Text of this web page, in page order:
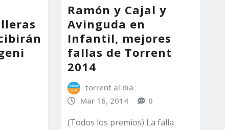
Ramón y Cajal y
Avinguda en
Infantil, mejores
fallas de Torrent
2014
torrent al dia
Mar 16, 2014
0
(Todos los premios) La falla